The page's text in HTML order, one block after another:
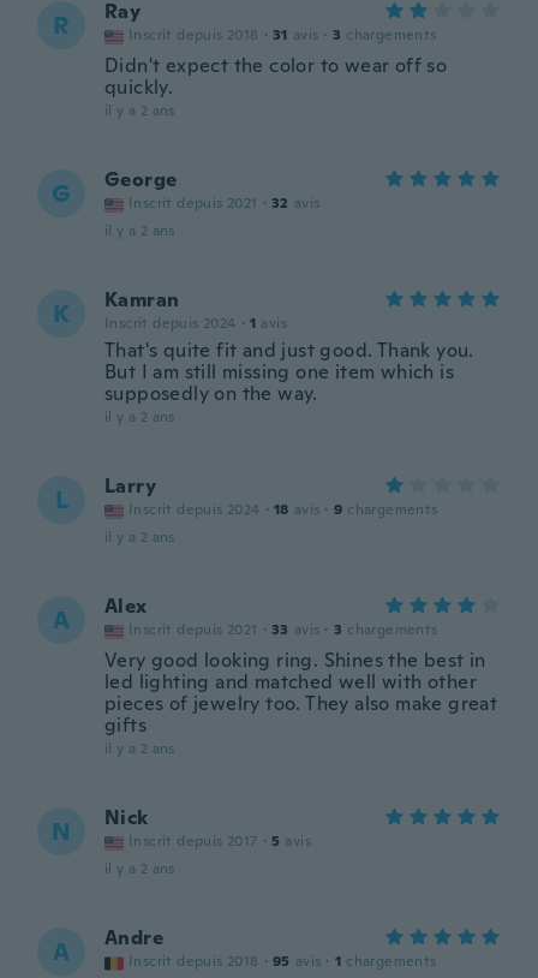
R Ray
Inscrit depuis 2018 · 31 avis · 3 chargements
Didn't expect the color to wear off so
quickly.
il y a 2 ans
G George
Inscrit depuis 2021 · 32 avis
il y a 2 ans
K Kamran
Inscrit depuis 2024 · 1 avis
That's quite fit and just good. Thank you.
But I am still missing one item which is
supposedly on the way.
il y a 2 ans
L Larry
Inscrit depuis 2024 · 18 avis · 9 chargements
il y a 2 ans
A Alex
Inscrit depuis 2021 · 33 avis · 3 chargements
Very good looking ring. Shines the best in
led lighting and matched well with other
pieces of jewelry too. They also make great
gifts
il y a 2 ans
N Nick
Inscrit depuis 2017 · 5 avis
il y a 2 ans
A Andre
Inscrit depuis 2018 · 95 avis · 1 chargements